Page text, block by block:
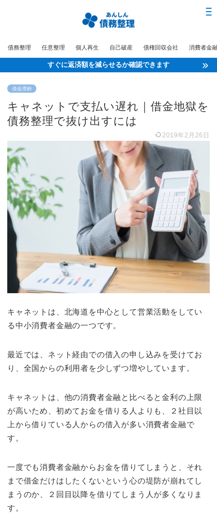
債務整理 任意整理 個人再生 自己破産 債権回収会社 消費者金
すぐに返済額を減らせるか確認できます
借金滞納
キャネットで支払い遅れ｜借金地獄を
債務整理で抜け出すには
2019年2月26日
キャネットは、北海道を中心として営業活動をしてい
る中小消費者金融の一つです。
最近では、ネット経由での借入の申し込みを受けてお
り、全国からの利用者を少しずつ増やしています。
キャネットは、他の消費者金融と比べると金利の上限
が高いため、初めてお金を借りる人よりも、２社目以
上から借りている人からの借入が多い消費者金融で
す。
一度でも消費者金融からお金を借りてしまうと、それ
まで借金だけはしたくないという心の堤防が崩れてし
まうのか、２回目以降を借りてしまう人が多くなりま
す。